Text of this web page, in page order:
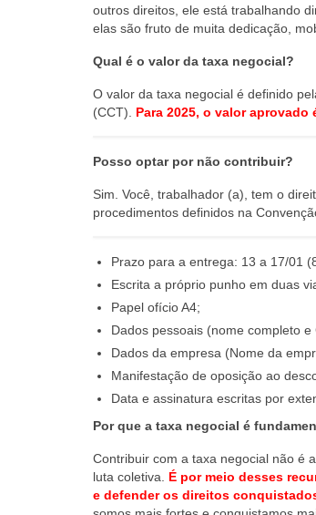
outros direitos, ele está trabalhando
elas são fruto de muita dedicação,
Qual é o valor da taxa negocial?
O valor da taxa negocial é definido
(CCT). Para 2025, o valor aprovado
Posso optar por não contribuir?
Sim. Você, trabalhador (a), tem o
procedimentos definidos na
Prazo para a entrega: 13 a 17/01
Escrita a próprio punho em duas
Papel ofício A4;
Dados pessoais (nome completo e
Dados da empresa (Nome da
Manifestação de oposição ao
Data e assinatura escritas por
Por que a taxa negocial é
Contribuir com a taxa negocial não é
luta coletiva. É por meio desses
e defender os direitos